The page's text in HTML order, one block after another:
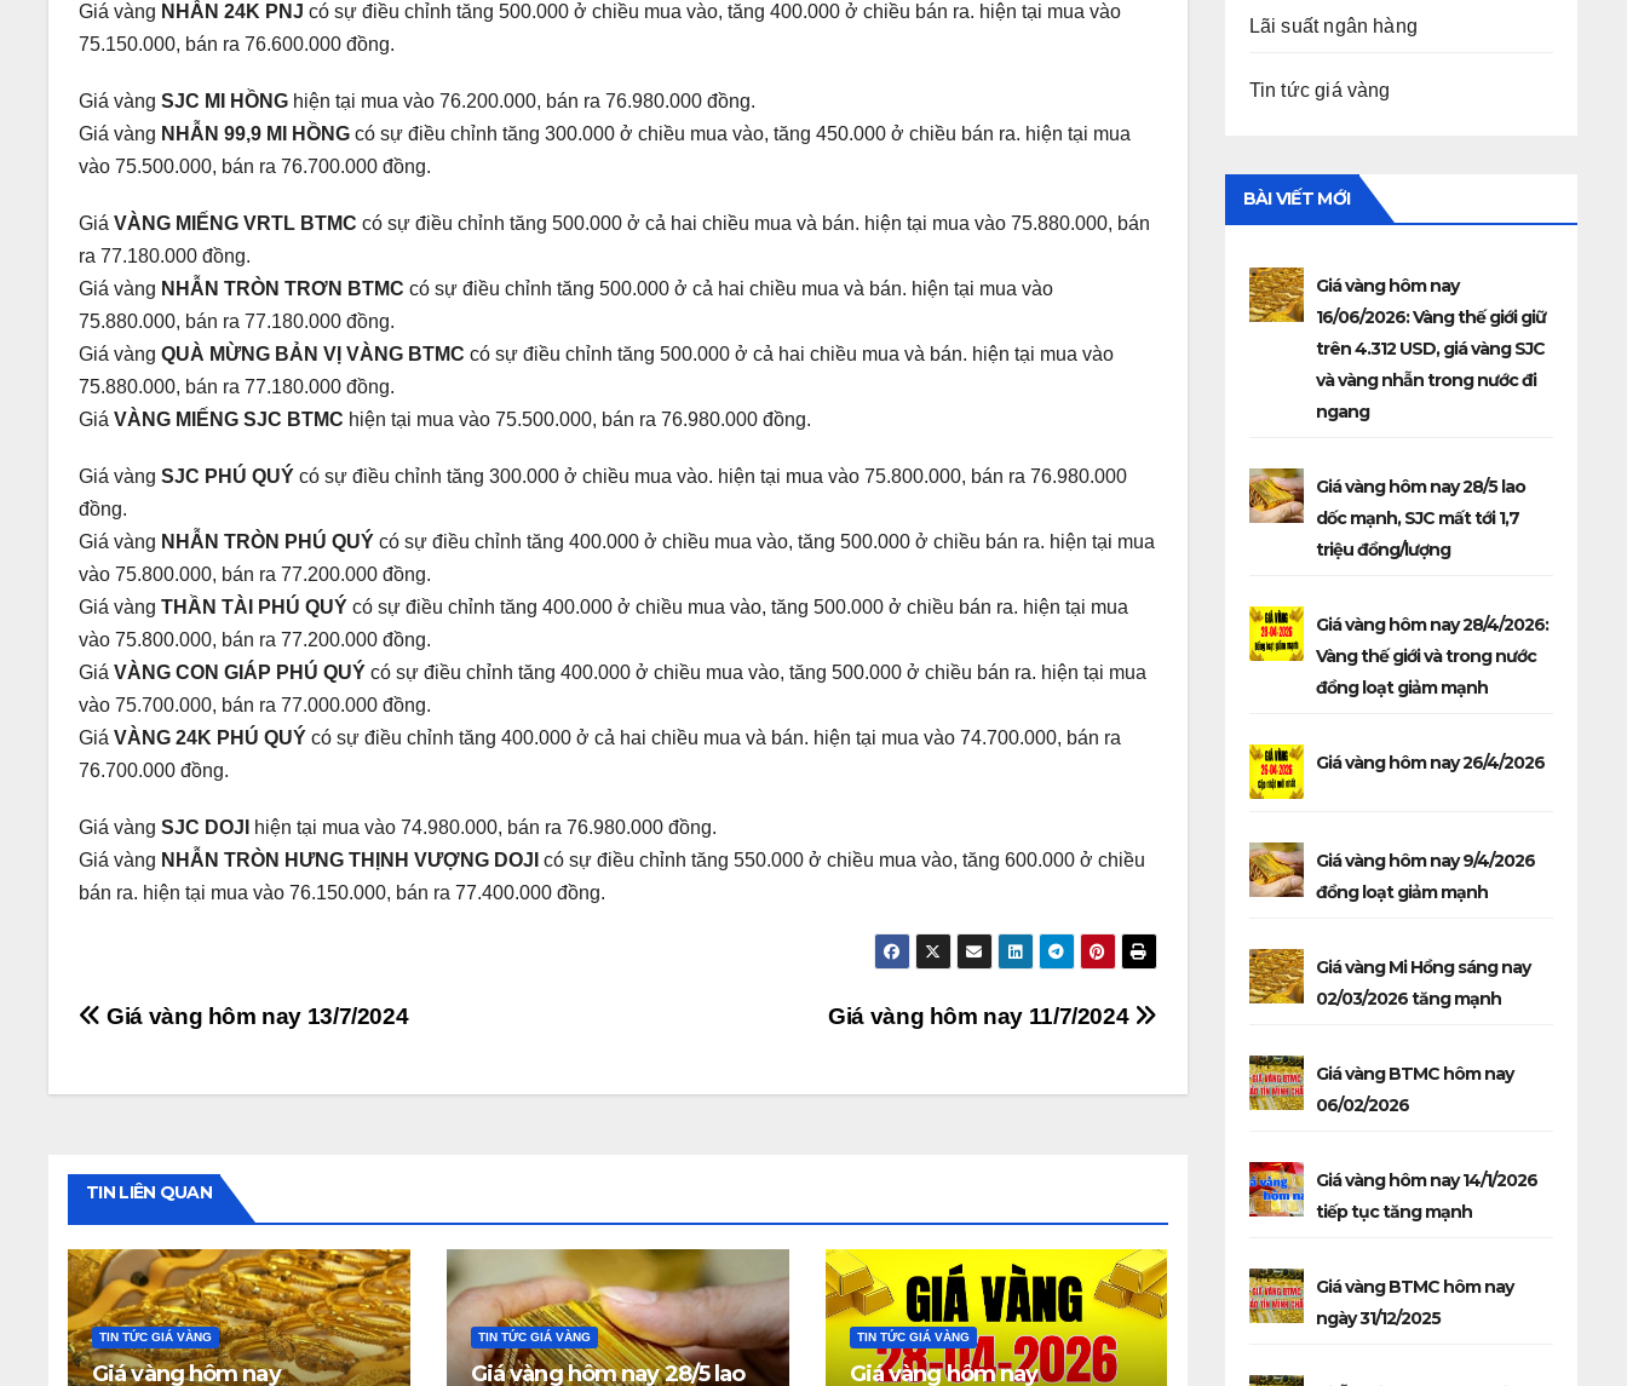
Giá vàng NHẪN 24K PNJ có sự điều chỉnh tăng 500.000 ở chiều mua vào, tăng 400.000 ở chiều bán ra. hiện tại mua vào
75.150.000, bán ra 76.600.000 đồng.
Giá vàng SJC MI HỒNG hiện tại mua vào 76.200.000, bán ra 76.980.000 đồng.
Giá vàng NHẪN 99,9 MI HỒNG có sự điều chỉnh tăng 300.000 ở chiều mua vào, tăng 450.000 ở chiều bán ra. hiện tại mua
vào 75.500.000, bán ra 76.700.000 đồng.
Giá VÀNG MIẾNG VRTL BTMC có sự điều chỉnh tăng 500.000 ở cả hai chiều mua và bán. hiện tại mua vào 75.880.000, bán
ra 77.180.000 đồng.
Giá vàng NHẪN TRÒN TRƠN BTMC có sự điều chỉnh tăng 500.000 ở cả hai chiều mua và bán. hiện tại mua vào
75.880.000, bán ra 77.180.000 đồng.
Giá vàng QUÀ MỪNG BẢN VỊ VÀNG BTMC có sự điều chỉnh tăng 500.000 ở cả hai chiều mua và bán. hiện tại mua vào
75.880.000, bán ra 77.180.000 đồng.
Giá VÀNG MIẾNG SJC BTMC hiện tại mua vào 75.500.000, bán ra 76.980.000 đồng.
Giá vàng SJC PHÚ QUÝ có sự điều chỉnh tăng 300.000 ở chiều mua vào. hiện tại mua vào 75.800.000, bán ra 76.980.000
đồng.
Giá vàng NHẪN TRÒN PHÚ QUÝ có sự điều chỉnh tăng 400.000 ở chiều mua vào, tăng 500.000 ở chiều bán ra. hiện tại mua
vào 75.800.000, bán ra 77.200.000 đồng.
Giá vàng THẦN TÀI PHÚ QUÝ có sự điều chỉnh tăng 400.000 ở chiều mua vào, tăng 500.000 ở chiều bán ra. hiện tại mua
vào 75.800.000, bán ra 77.200.000 đồng.
Giá VÀNG CON GIÁP PHÚ QUÝ có sự điều chỉnh tăng 400.000 ở chiều mua vào, tăng 500.000 ở chiều bán ra. hiện tại mua
vào 75.700.000, bán ra 77.000.000 đồng.
Giá VÀNG 24K PHÚ QUÝ có sự điều chỉnh tăng 400.000 ở cả hai chiều mua và bán. hiện tại mua vào 74.700.000, bán ra
76.700.000 đồng.
Giá vàng SJC DOJI
hiện tại mua vào 74.980.000, bán ra 76.980.000 đồng.
Giá vàng NHẪN TRÒN HƯNG THỊNH VƯỢNG DOJI có sự điều chỉnh tăng 550.000 ở chiều mua vào, tăng 600.000 ở chiều
bán ra. hiện tại mua vào 76.150.000, bán ra 77.400.000 đồng.
Điều
bài
Giá vàng hôm nay 11/7/2024
Giá vàng hôm nay 13/7/2024
TIN LIÊN QUAN
TIN TỨC GIÁ VÀNG
Giá vàng hôm nay
TIN TỨC GIÁ VÀNG
Giá vàng hôm nay 28/5 lao
TIN TỨC GIÁ VÀNG
Giá vàng hôm nay
Lãi suất ngân hàng
Tin tức giá vàng
BÀI VIẾT MỚI
Giá vàng hôm nay
16/06/2026: Vàng thế giới giữ
trên 4.312 USD, giá vàng SJC
và vàng nhẫn trong nước đi
ngang
Giá vàng hôm nay 28/5 lao
dốc mạnh, SJC mất tới 1,7
triệu đồng/lượng
Giá vàng hôm nay 28/4/2026:
Vàng thế giới và trong nước
đồng loạt giảm mạnh
Giá vàng hôm nay 26/4/2026
Giá vàng hôm nay 9/4/2026
đồng loạt giảm mạnh
Giá vàng Mi Hồng sáng nay
02/03/2026 tăng mạnh
Giá vàng BTMC hôm nay
06/02/2026
Giá vàng hôm nay 14/1/2026
tiếp tục tăng mạnh
Giá vàng BTMC hôm nay
ngày 31/12/2025